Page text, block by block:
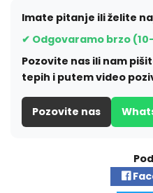
Imate pitanje ili želite
✔ Odgovaramo brzo
Pozovite nas ili nam
tepih i putem video
Pozovite nas